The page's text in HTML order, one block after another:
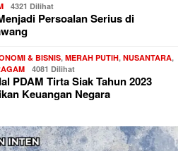
4321 Dilihat
Persoalan Serius di
& BISNIS, MERAH PUTIH, NUSANTARA,
4081 Dilihat
PDAM Tirta Siak Tahun 2023
Keuangan Negara